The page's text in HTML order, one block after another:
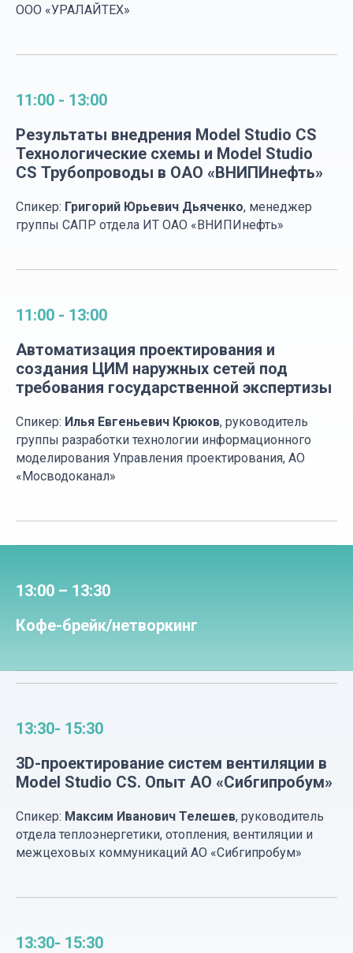
ООО «УРАЛАЙТЕХ»
11:00 - 13:00
Результаты внедрения Model Studio CS
Технологические схемы и Model Studio
CS Трубопроводы в ОАО «ВНИПИнефть»
Спикер: Григорий Юрьевич Дьяченко, менеджер
группы САПР отдела ИТ ОАО «ВНИПИнефть»
11:00 - 13:00
Автоматизация проектирования и
создания ЦИМ наружных сетей под
требования государственной экспертизы
Спикер: Илья Евгеньевич Крюков, руководитель
группы разработки технологии информационного
моделирования Управления проектирования, АО
«Мосводоканал»
13:00 – 13:30
Кофе-брейк/нетворкинг
13:30- 15:30
3D-проектирование систем вентиляции в
Model Studio CS. Опыт АО «Сибгипробум»
Спикер: Максим Иванович Телешев, руководитель
отдела теплоэнергетики, отопления, вентиляции и
межцеховых коммуникаций АО «Сибгипробум»
13:30- 15:30
СиСофт Девелопмент – российский
разработчик инженерного
программного обеспечения САПР и BIM,
комплексных решений для
документооборота, обработки